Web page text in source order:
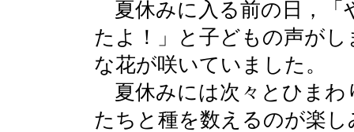
夏休みに入る前の日，「
たよ！」と子どもの声が
な花が咲いていました。
夏休みには次々とひまわ
たちと種を数えるのが楽し